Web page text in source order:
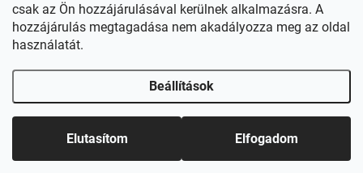
csak az Ön hozzájárulásával kerülnek alkalmazásra. A
hozzájárulás megtagadása nem akadályozza meg az oldal
használatát.
Beállítások
Elutasítom Elfogadom
Copyright 2026Világvarázs. Minden jog fenntartva.Süti beállítások
szerkesztése